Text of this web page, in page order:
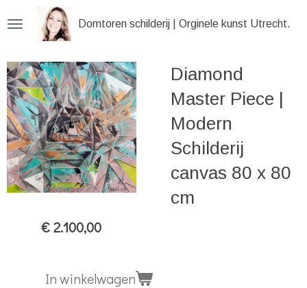
de
hoofdinhoud
Domtoren schilderij | Orginele kunst Utrecht
Diamond
Master Piece |
Modern
Schilderij
canvas 80 x 80
cm
€ 2.100,00
In winkelwagen